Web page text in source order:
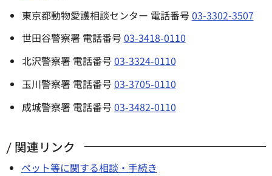
東京都動物愛護相談センター 電話番号03-3302-3507
世田谷警察署 電話番号03-3418-0110
北沢警察署 電話番号03-3324-0110
玉川警察署 電話番号03-3705-0110
成城警察署 電話番号03-3482-0110
関連リンク
ペット等に関する相談・手続き